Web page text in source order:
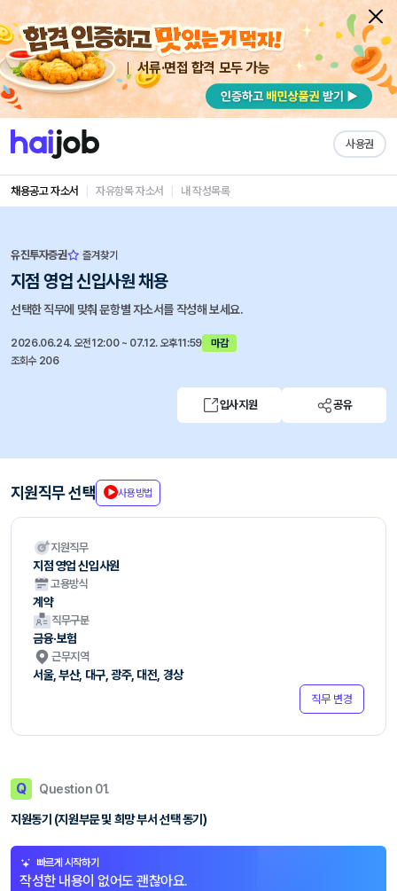
서류·면접 합격 모두 가능
사용권
채용공고 자소서 자유항목 자소서 내 작성목록
유진투자증권 즐겨찾기
지점 영업 신입사원 채용
선택한 직무에 맞춰 문항별 자소서를 작성해 보세요.
2026.06.24. 오전12:00 ~ 07.12. 오후11:59
마감
조회수 206
입사지원 공유
지원직무 선택 사용방법
지원직무
지점 영업 신입사원
고용방식
계약
직무구분
금융·보험
근무지역
서울, 부산, 대구, 광주, 대전, 경상
직무 변경
Q Question 01.
지원동기 (지원부문 및 희망 부서 선택 동기)
빠르게 시작하기
작성한 내용이 없어도 괜찮아요.